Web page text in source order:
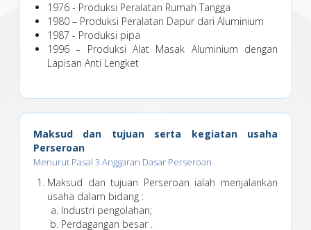
1976 - Produksi Peralatan Rumah Tangga
1980 – Produksi Peralatan Dapur dari Aluminium
1987 - Produksi pipa
1996 – Produksi Alat Masak Aluminium dengan
Lapisan Anti Lengket
Maksud dan tujuan serta kegiatan usaha
Perseroan
Menurut Pasal 3 Anggaran Dasar Perseroan
Maksud dan tujuan Perseroan ialah menjalankan
usaha dalam bidang :
Industri pengolahan;
Perdagangan besar .